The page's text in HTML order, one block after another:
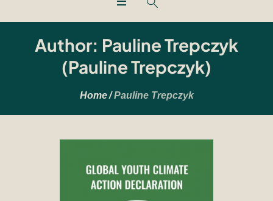
Author: Pauline Trepczyk
(Pauline Trepczyk)
Home /Pauline Trepczyk